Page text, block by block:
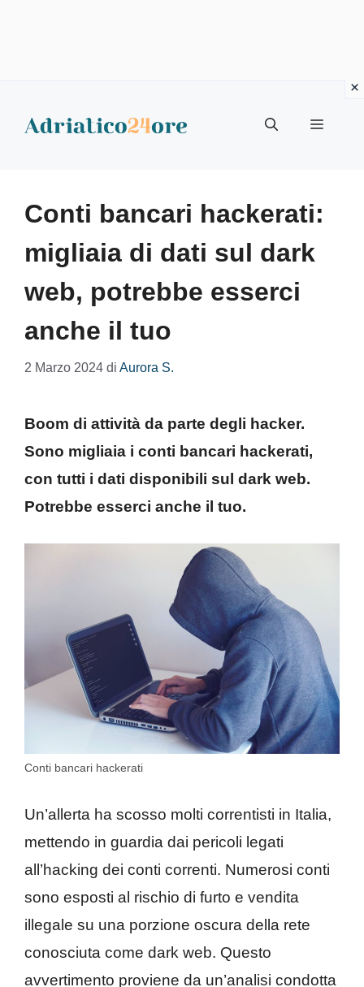
Menu
Conti bancari hackerati:
migliaia di dati sul dark
web, potrebbe esserci
anche il tuo
2 Marzo 2024 di Aurora S.
Boom di attività da parte degli hacker.
Sono migliaia i conti bancari hackerati,
con tutti i dati disponibili sul dark web.
Potrebbe esserci anche il tuo.
Conti bancari hackerati
Un’allerta ha scosso molti correntisti in Italia,
mettendo in guardia dai pericoli legati
all’hacking dei conti correnti. Numerosi conti
sono esposti al rischio di furto e vendita
illegale su una porzione oscura della rete
conosciuta come dark web. Questo
avvertimento proviene da un’analisi condotta